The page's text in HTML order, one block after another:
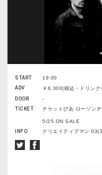
START
19:00
ADV
￥6,300(税込・ドリンク
DOOR
-
TICKET
チケットぴあ ローソ
5/25 ON SALE
INFO
クリエイティブマン